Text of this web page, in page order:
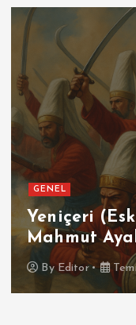
GENEL
Yeniçeri
Mahmut
ByEditor